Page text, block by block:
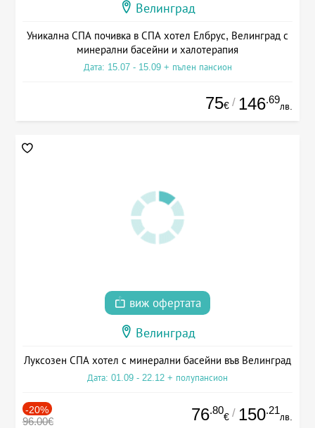
Велинград
Уникална СПА почивка в СПА хотел Елбрус, Велинград с
минерални басейни и халотерапия
Дата: 15.07 - 15.09 + пълен пансион
75€ / 146.69
лв.
виж офертата
Велинград
Луксозен СПА хотел с минерални басейни във Велинград
Дата: 01.09 - 22.12 + полупансион
-20%
96.00€ 76.80
€ / 150.21
лв.